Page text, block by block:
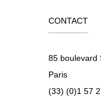
CONTACT
85 boulevard
Paris
(33) (0)1 57